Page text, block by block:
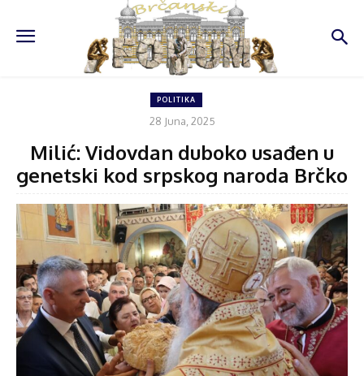
POLITIKA
28 Juna, 2025
Milić: Vidovdan duboko usađen u
genetski kod srpskog naroda Brčko